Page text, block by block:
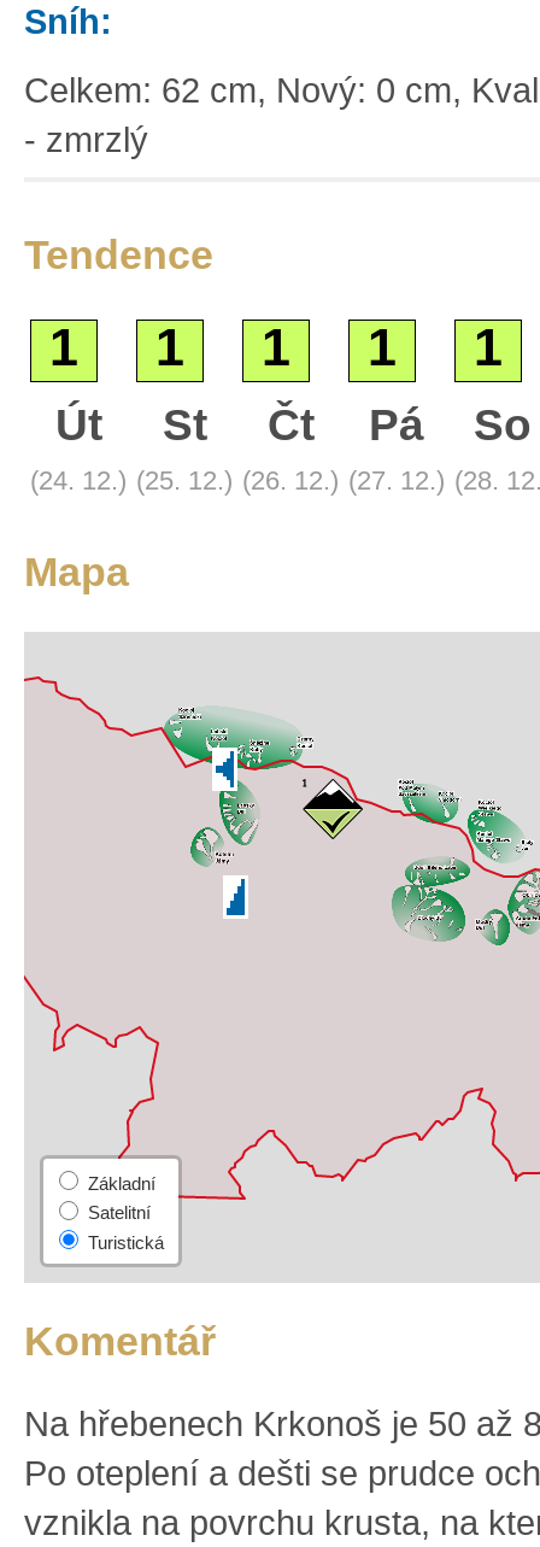
Sníh:
Celkem: 62 cm, Nový: 0 cm,
- zmrzlý
Tendence
1 1 1 1 1
Út
(24. 12.)
St
(25. 12.)
Čt
(26. 12.)
Pá
(27. 12.)
So
(28.
Mapa
Satelitní
Turistická
Komentář
Na hřebenech Krkonoš je 50 až
Po oteplení a dešti se prudce
vznikla na povrchu krusta, na